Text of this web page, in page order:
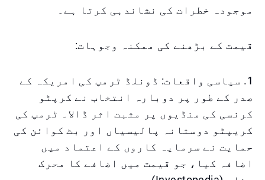
موجودہ خطرات کی نشاندہی کرتا ہے۔
قیمت کے بڑھنے کی ممکنہ وجوہات:
1. سیاسی واقعات: ڈونلڈ ٹرمپ کی امریکہ کے
صدر کے طور پر دوبارہ انتخاب نے کرپٹو
کرنسی کی منڈیوں پر مثبت اثر ڈالا۔ ٹرمپ کی
کریپٹو دوستانہ پالیسیاں اور بٹ کوائن کی
حمایت نے سرمایہ کاروں کے اعتماد میں
اضافہ کیا، جو قیمت میں اضافے کا محرک